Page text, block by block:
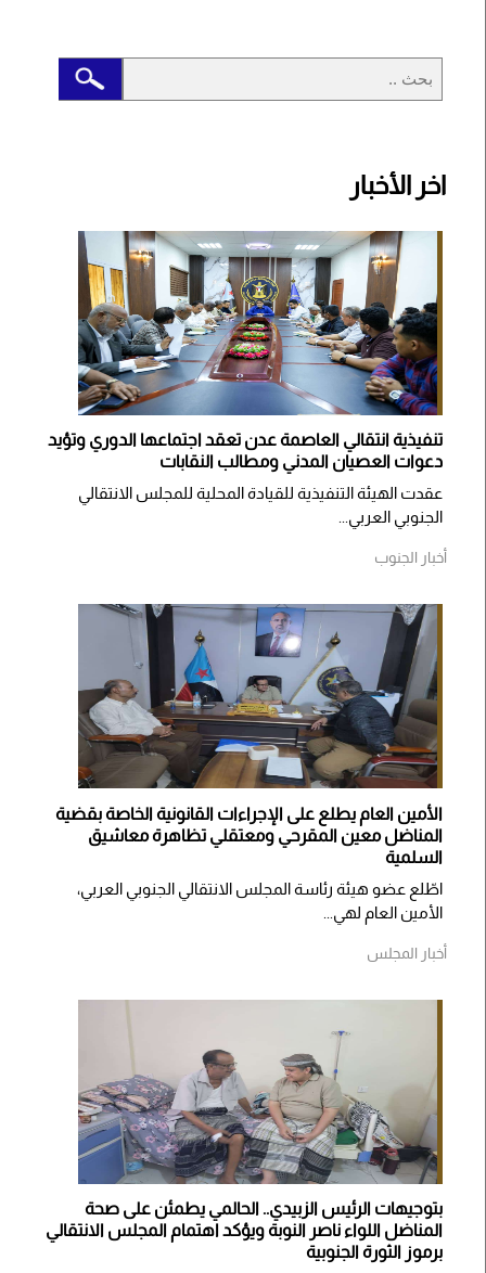
اخر الأخبار
تنفيذية انتقالي العاصمة عدن تعقد اجتماعها الدوري وتؤيد
دعوات العصيان المدني ومطالب النقابات
​عقدت الهيئة التنفيذية للقيادة المحلية للمجلس الانتقالي
الجنوبي العربي...
أخبار الجنوب
الأمين العام يطلع على الإجراءات القانونية الخاصة بقضية
المناضل معين المقرحي ومعتقلي تظاهرة معاشيق
السلمية
اطّلع عضو هيئة رئاسة المجلس الانتقالي الجنوبي العربي،
الأمين العام لهي...
أخبار المجلس
بتوجيهات الرئيس الزبيدي.. الحالمي يطمئن على صحة
المناضل اللواء ناصر النوبة ويؤكد اهتمام المجلس الانتقالي
برموز الثورة الجنوبية